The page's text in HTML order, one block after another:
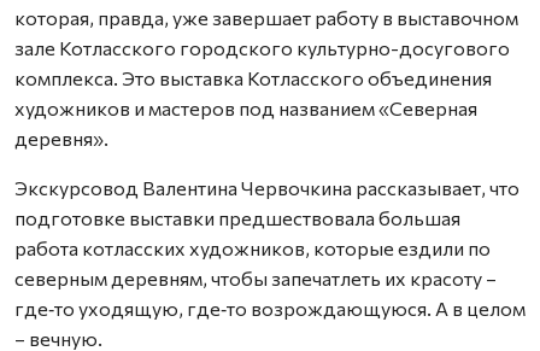
которая, правда, уже завершает работу в выставочном
зале Котласского городского культурно-досугового
комплекса. Это выставка Котласского объединения
художников и мастеров под названием «Северная
деревня».
Экскурсовод Валентина Червочкина рассказывает, что
подготовке выставки предшествовала большая
работа котласских художников, которые ездили по
северным деревням, чтобы запечатлеть их красоту –
где‑то уходящую, где‑то возрождающуюся. А в целом
– вечную.